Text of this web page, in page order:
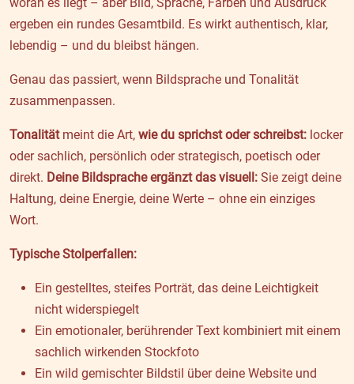
ergeben ein rundes Gesamtbild. Es wirkt authentisch, klar,
lebendig – und du bleibst hängen.
Genau das passiert, wenn Bildsprache und Tonalität
zusammenpassen.
Tonalitätmeint die Art, wie du sprichst oder schreibst: locker
oder sachlich, persönlich oder strategisch, poetisch oder
direkt. Deine Bildsprache ergänzt das visuell: Sie zeigt deine
Haltung, deine Energie, deine Werte – ohne ein einziges
Wort.
Typische Stolperfallen:
Ein gestelltes, steifes Porträt, das deine Leichtigkeit
nicht widerspiegelt
Ein emotionaler, berührender Text kombiniert mit einem
sachlich wirkenden Stockfoto
Ein wild gemischter Bildstil über deine Website und